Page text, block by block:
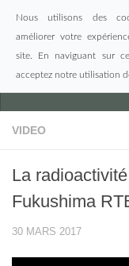
Skip to content
VIDEO
La
Fukushima
30 MARS 2017
Nous utilisons des
améliorer votre
site. En naviguant sur
acceptez notre utilisation